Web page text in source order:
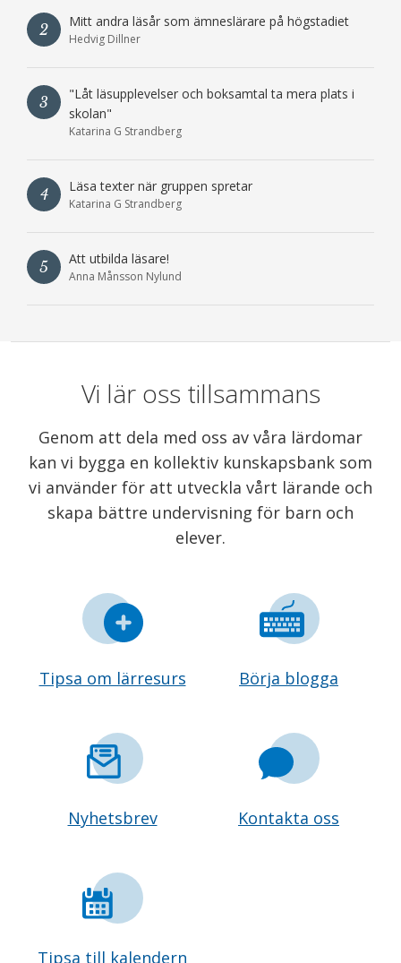
2 Mitt andra läsår som ämneslärare på högstadiet
Hedvig Dillner
3
"Låt läsupplevelser och boksamtal ta mera plats i
skolan"
Katarina G Strandberg
4 Läsa texter när gruppen spretar
Katarina G Strandberg
5 Att utbilda läsare!
Anna Månsson Nylund
Vi lär oss tillsammans
Genom att dela med oss av våra lärdomar
kan vi bygga en kollektiv kunskapsbank som
vi använder för att utveckla vårt lärande och
skapa bättre undervisning för barn och
elever.
Tipsa om lärresurs Börja blogga
Nyhetsbrev Kontakta oss
Tipsa till kalendern